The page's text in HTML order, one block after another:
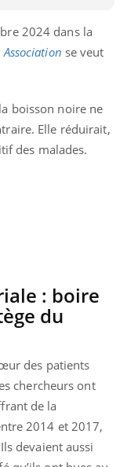
2024 dans la
se veut
boisson noire ne
Elle réduirait,
des malades.
: boire
du
des patients
chercheurs ont
de la
2014 et 2017,
devaient aussi